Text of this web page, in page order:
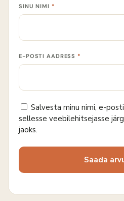
SINU NIMI *
E-POSTI AADRESS *
Salvesta minu nimi, e-
sellesse veebilehitsejasse
jaoks.